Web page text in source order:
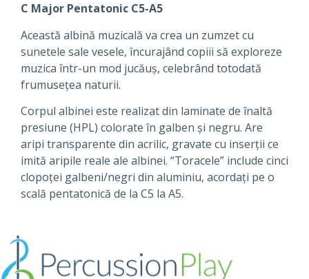
C Major Pentatonic C5-A5
Această albină muzicală va crea un zumzet cu
sunetele sale vesele, încurajând copiii să exploreze
muzica într-un mod jucăuș, celebrând totodată
frumusețea naturii.
Corpul albinei este realizat din laminate de înaltă
presiune (HPL) colorate în galben și negru. Are
aripi transparente din acrilic, gravate cu inserții ce
imită aripile reale ale albinei. “Toracele” include cinci
clopoței galbeni/negri din aluminiu, acordați pe o
scală pentatonică de la C5 la A5.